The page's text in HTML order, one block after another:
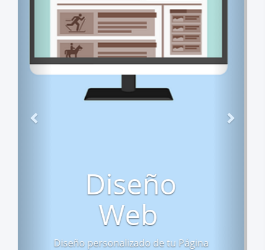
Documentación
Tus clientes firmarán desde su
móvil o tablet a distancia. También
podrás firma de forma presencial